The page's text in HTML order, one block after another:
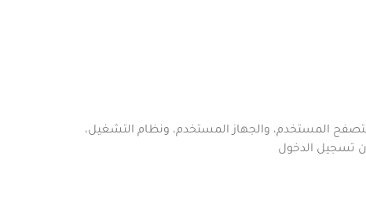
المستخدم، والجهاز المستخدم، ونظام التشغيل،
تسجيل الدخول